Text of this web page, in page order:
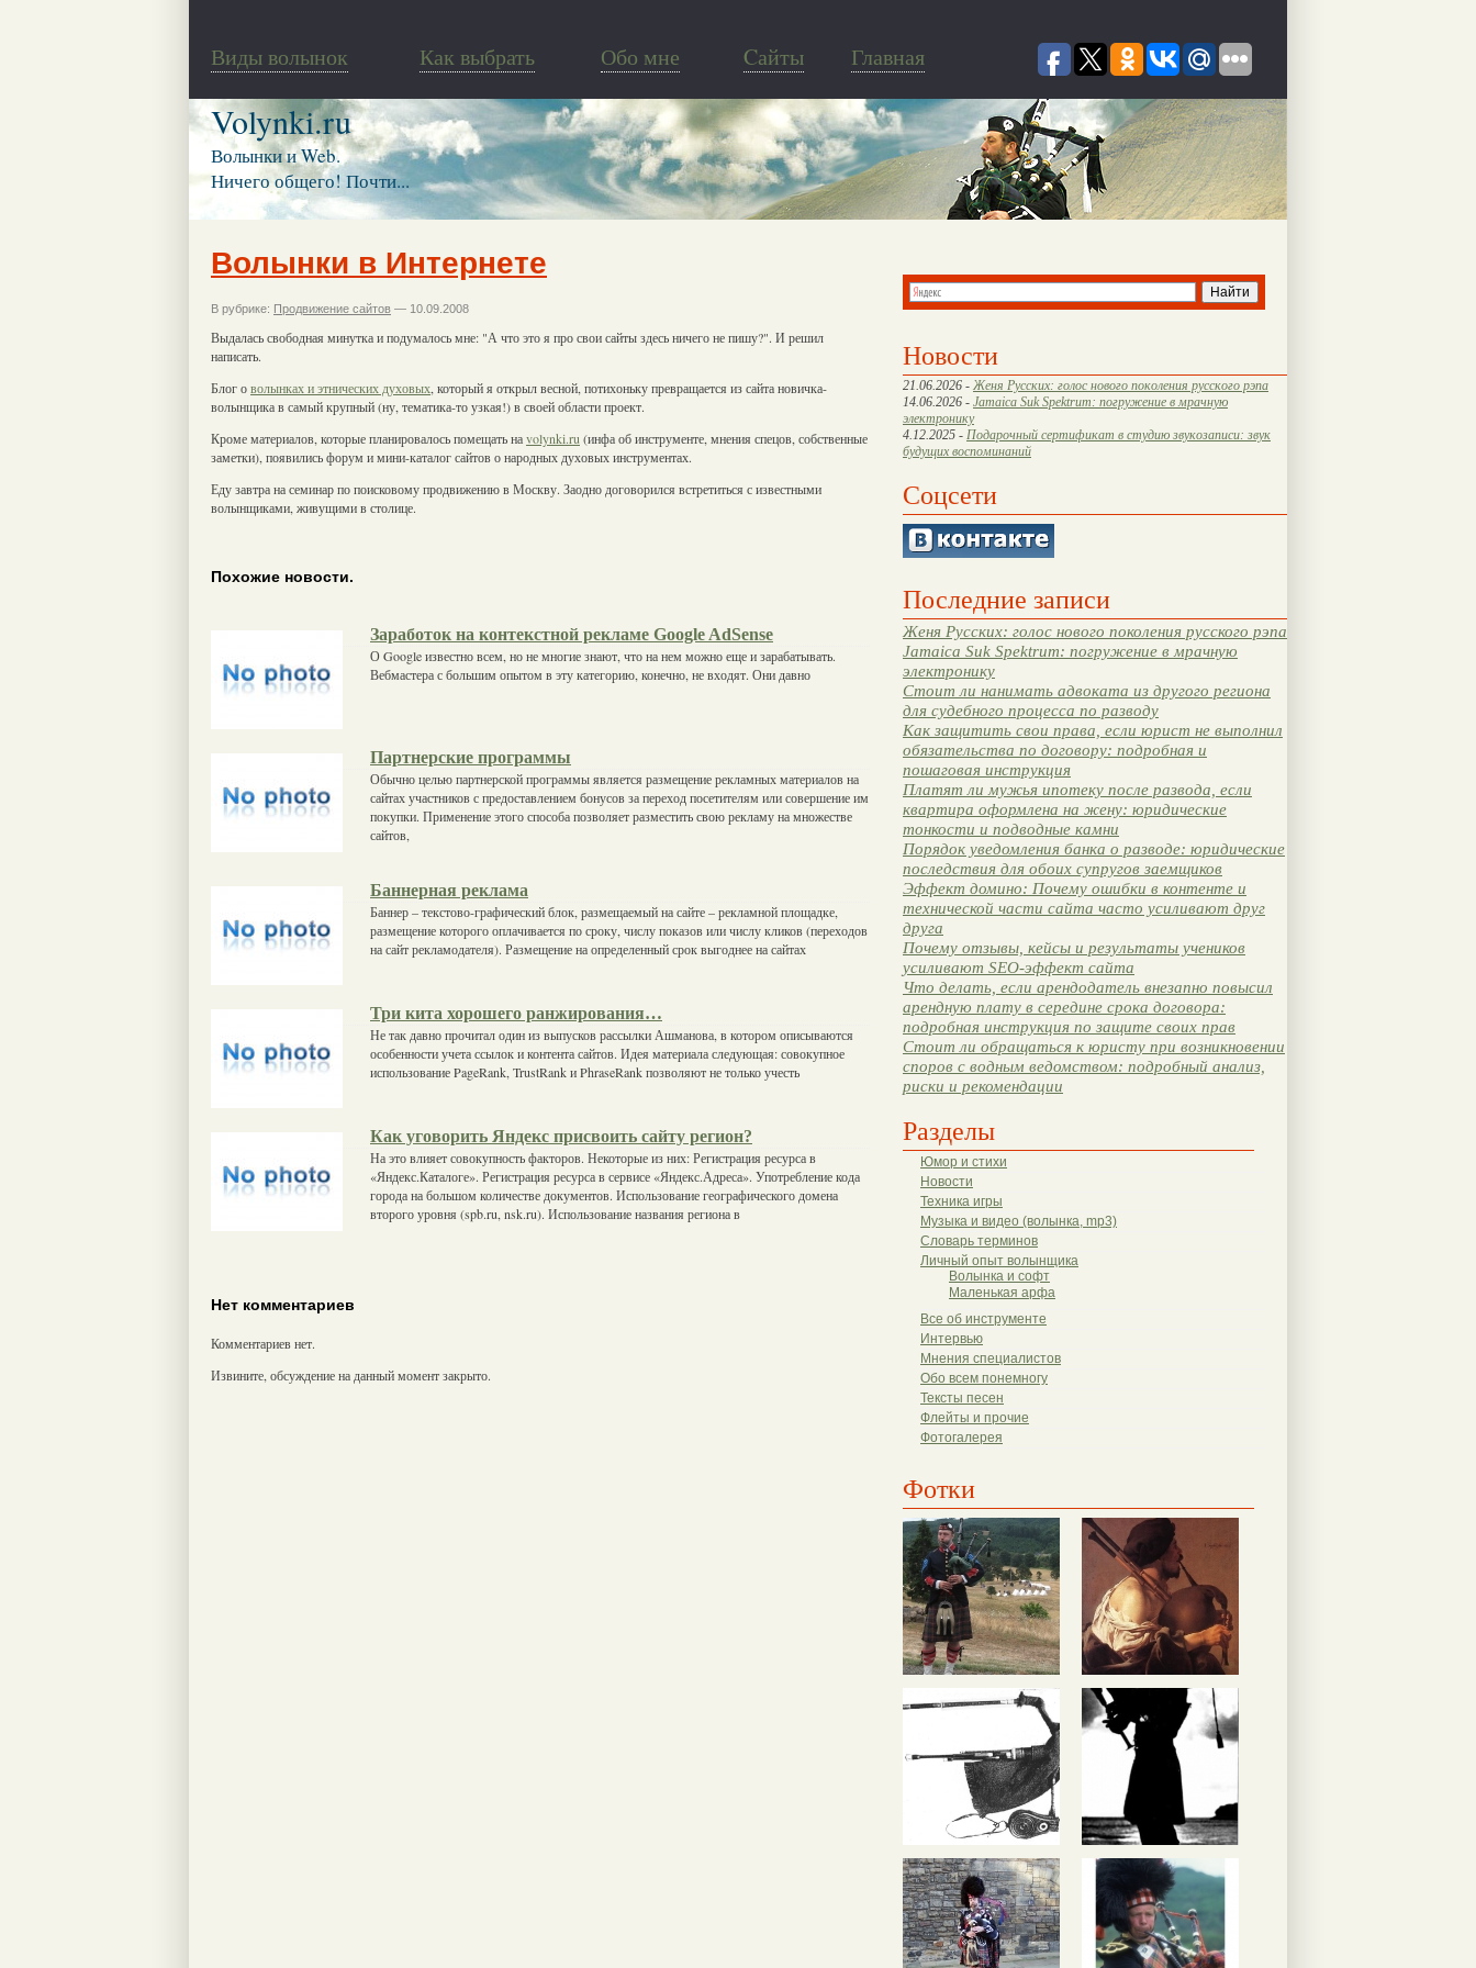
Виды волынок Как выбрать Обо мне Cайты Главная
Volynki.ru
Волынки и Web.
Ничего общего! Почти...
Новости
21.06.2026 - Женя Русских: голос нового поколения русского рэпа
14.06.2026 - Jamaica Suk Spektrum: погружение в мрачную
электронику
4.12.2025 - Подарочный сертификат в студию звукозаписи: звук
будущих воспоминаний
Соцсети
Последние записи
Женя Русских: голос нового поколения русского рэпа
Jamaica Suk Spektrum: погружение в мрачную
электронику
Стоит ли нанимать адвоката из другого региона
для судебного процесса по разводу
Как защитить свои права, если юрист не выполнил
обязательства по договору: подробная и
пошаговая инструкция
Платят ли мужья ипотеку после развода, если
квартира оформлена на жену: юридические
тонкости и подводные камни
Порядок уведомления банка о разводе: юридические
последствия для обоих супругов заемщиков
Эффект домино: Почему ошибки в контенте и
технической части сайта часто усиливают друг
друга
Почему отзывы, кейсы и результаты учеников
усиливают SEO-эффект сайта
Что делать, если арендодатель внезапно повысил
арендную плату в середине срока договора:
подробная инструкция по защите своих прав
Стоит ли обращаться к юристу при возникновении
споров с водным ведомством: подробный анализ,
риски и рекомендации
Разделы
Юмор и стихи
Новости
Техника игры
Музыка и видео (волынка, mp3)
Словарь терминов
Личный опыт волынщика
Волынка и софт
Маленькая арфа
Все об инструменте
Интервью
Мнения специалистов
Обо всем понемногу
Тексты песен
Флейты и прочие
Фотогалерея
Фотки
Волынки в Интернете
В рубрике: Продвижение сайтов — 10.09.2008
Выдалась свободная минутка и подумалось мне: "А что это я про свои сайты здесь ничего не пишу?". И решил
написать.
Блог оволынках и этнических духовых , который я открыл весной, потихоньку превращается из сайта новичка-
волынщика в самый крупный (ну, тематика-то узкая!) в своей области проект.
Кроме материалов, которые планировалось помещать наvolynki.ru (инфа об инструменте, мнения спецов, собственные
заметки), появились форум и мини-каталог сайтов о народных духовых инструментах.
Еду завтра на семинар по поисковому продвижению в Москву. Заодно договорился встретиться с известными
волынщиками, живущими в столице.
Похожие новости.
Заработок на контекстной рекламе Google AdSense
О Google известно всем, но не многие знают, что на нем можно еще и зарабатывать.
Вебмастера с большим опытом в эту категорию, конечно, не входят. Они давно
Партнерские программы
Обычно целью партнерской программы является размещение рекламных материалов на
сайтах участников с предоставлением бонусов за переход посетителям или совершение им
покупки. Применение этого способа позволяет разместить свою рекламу на множестве
сайтов,
Баннерная реклама
Баннер – текстово-графический блок, размещаемый на сайте – рекламной площадке,
размещение которого оплачивается по сроку, числу показов или числу кликов (переходов
на сайт рекламодателя). Размещение на определенный срок выгоднее на сайтах
Три кита хорошего ранжирования…
Не так давно прочитал один из выпусков рассылки Ашманова, в котором описываются
особенности учета ссылок и контента сайтов. Идея материала следующая: совокупное
использование PageRank, TrustRank и PhraseRank позволяют не только учесть
Как уговорить Яндекс присвоить сайту регион?
На это влияет совокупность факторов. Некоторые из них: Регистрация ресурса в
«Яндекс.Каталоге». Регистрация ресурса в сервисе «Яндекс.Адреса». Употребление кода
города на большом количестве документов. Использование географического домена
второго уровня (spb.ru, nsk.ru). Использование названия региона в
Нет комментариев
Комментариев нет.
Извините, обсуждение на данный момент закрыто.